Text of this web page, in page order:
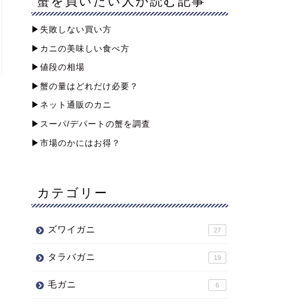
▶︎失敗しない買い方
▶︎カニの美味しい食べ方
▶︎値段の相場
▶︎蟹の量はどれだけ必要？
▶︎ネット通販のカニ
▶︎スーパ/デパートの蟹を調査
▶︎市場のかにはお得？
カテゴリー
ズワイガニ 27
タラバガニ 19
毛ガニ 6